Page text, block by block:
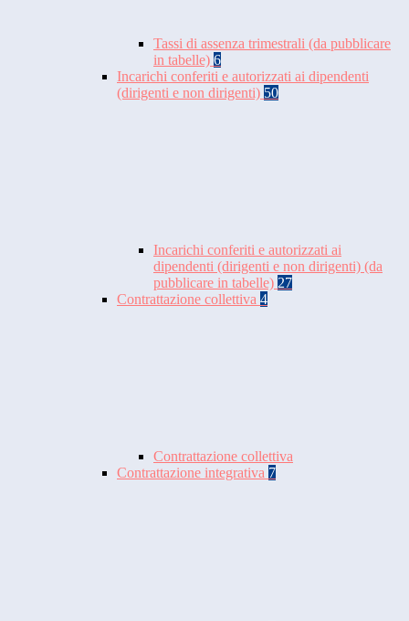
Tassi di assenza trimestrali (da pubblicare
in tabelle) 6
Incarichi conferiti e autorizzati ai dipendenti
(dirigenti e non dirigenti) 50
Incarichi conferiti e autorizzati ai
dipendenti (dirigenti e non dirigenti) (da
pubblicare in tabelle) 27
Contrattazione collettiva 4
Contrattazione collettiva
Contrattazione integrativa 7